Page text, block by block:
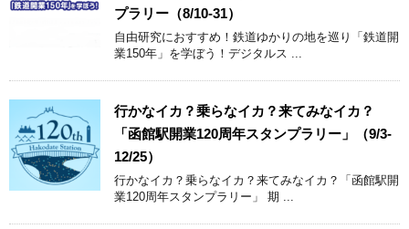
プラリー（8/10-31）
自由研究におすすめ！鉄道ゆかりの地を巡り「鉄道開
業150年」を学ぼう！デジタルス ...
行かなイカ？乗らなイカ？来てみなイカ？
「函館駅開業120周年スタンプラリー」（9/3-
12/25）
行かなイカ？乗らなイカ？来てみなイカ？「函館駅開
業120周年スタンプラリー」 期 ...